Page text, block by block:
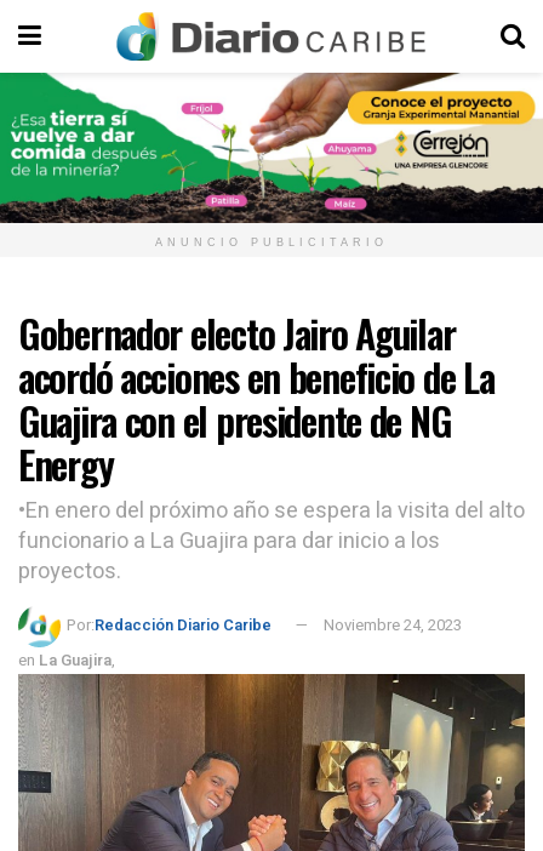
ANUNCIO PUBLICITARIO
Gobernador electo Jairo Aguilar
acordó acciones en beneficio de La
Guajira con el presidente de NG
Energy
•En enero del próximo año se espera la visita del alto
funcionario a La Guajira para dar inicio a los
proyectos.
Por:Redacción Diario Caribe
Noviembre 24, 2023
en La Guajira,